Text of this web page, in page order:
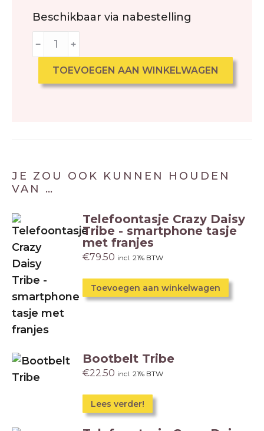
Beschikbaar via nabestelling
﹣ ﹢
TOEVOEGEN AAN WINKELWAGEN
JE ZOU OOK KUNNEN HOUDEN
VAN …
Telefoontasje Crazy Daisy
Tribe - smartphone tasje
met franjes
€79.50 incl. 21% BTW
Toevoegen aan winkelwagen
Bootbelt Tribe
€22.50 incl. 21% BTW
Lees verder!